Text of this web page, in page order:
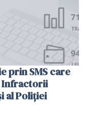
prin SMS care
Infractorii
al Poliției